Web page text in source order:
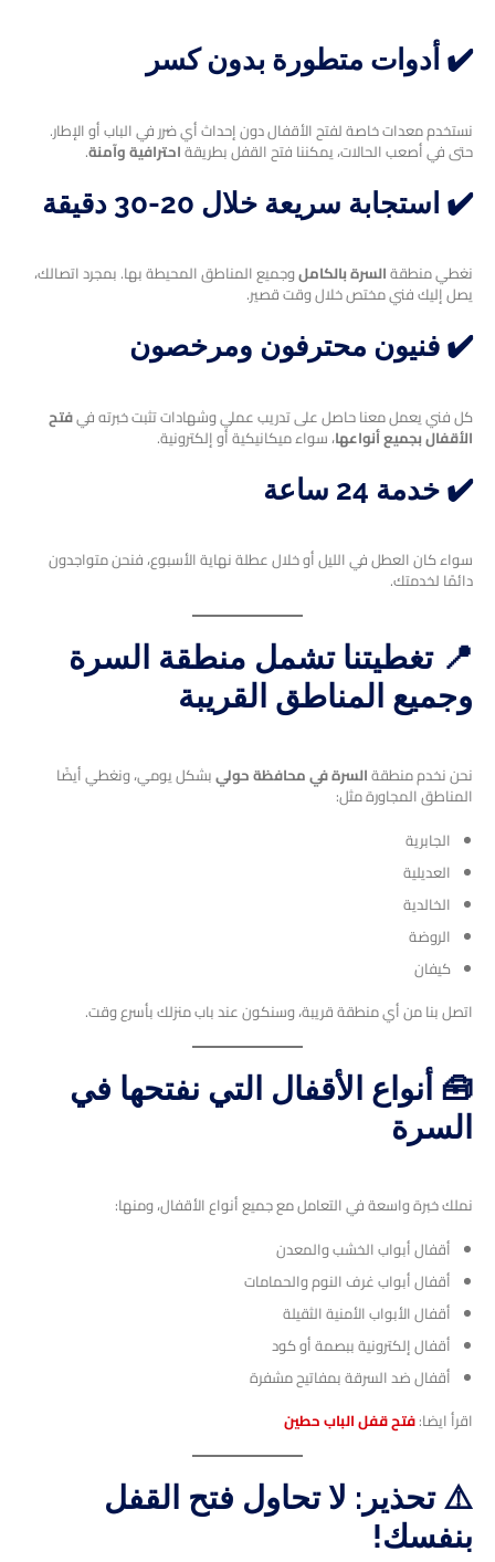
✔️ أدوات متطورة بدون كسر
نستخدم معدات خاصة لفتح الأقفال دون إحداث أي ضرر في الباب أو الإطار.
حتى في أصعب الحالات، يمكننا فتح القفل بطريقةاحترافية وآمنة.
✔️ استجابة سريعة خلال 20-30 دقيقة
نغطي منطقةالسرة بالكاملوجميع المناطق المحيطة بها. بمجرد اتصالك،
يصل إليك فني مختص خلال وقت قصير.
✔️ فنيون محترفون ومرخصون
كل فني يعمل معنا حاصل على تدريب عملي وشهادات تثبت خبرته فيفتح
الأقفال بجميع أنواعها، سواء ميكانيكية أو إلكترونية.
✔️ خدمة 24 ساعة
سواء كان العطل في الليل أو خلال عطلة نهاية الأسبوع، فنحن متواجدون
دائمًا لخدمتك.
📍 تغطيتنا تشمل منطقة السرة
وجميع المناطق القريبة
نحن نخدم منطقةالسرة في محافظة حوليبشكل يومي، ونغطي أيضًا
المناطق المجاورة مثل:
الجابرية
العديلية
الخالدية
الروضة
كيفان
اتصل بنا من أي منطقة قريبة، وسنكون عند باب منزلك بأسرع وقت.
🧰 أنواع الأقفال التي نفتحها في
السرة
نملك خبرة واسعة في التعامل مع جميع أنواع الأقفال، ومنها:
أقفال أبواب الخشب والمعدن
أقفال أبواب غرف النوم والحمامات
أقفال الأبواب الأمنية الثقيلة
أقفال إلكترونية ببصمة أو كود
أقفال ضد السرقة بمفاتيح مشفرة
اقرأ ايضا:فتح قفل الباب حطين
⚠️ تحذير: لا تحاول فتح القفل
بنفسك!